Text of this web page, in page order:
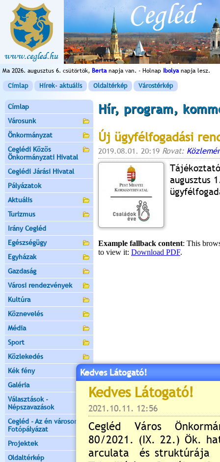
Ma 2026. augusztus 6. csütörtök, Bertanapja van. - Holnap Ibolyanapja lesz.
Címlap Hírek- aktuális Oldaltérkép Várostérkép
Címlap
Városunk
Önkormányzat
Ceglédi Közös
Önkormányzati Hivatal
Ceglédi Járási Hivatal
Pályázatok
Aktuális
Turizmus
Irány Cegléd
Egészségügy
Egyházak
Gazdaság
Városi rendezvények
Kultúra
Köznevelés
Média
Sport
Közlekedés
Kék fény
Galéria
Választások -
Népszavazások
Cegléd - Az én városom -
Fotópályázat
Projektek
Oldaltérkép
Hír, program,
Új ügyfélfogadási
2019.08.01. 20:19 Rovat:
augusztus
Kedves Látogató!